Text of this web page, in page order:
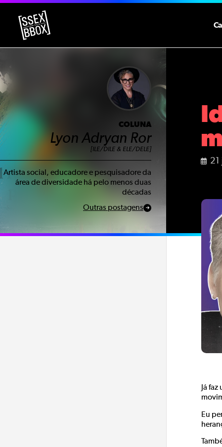
COLUNA
Lyon Adryan Ror
[ILE/DILE & ELE/DELE]
Artista social, educadore e pesquisadore da
área de diversidade há pelo menos duas
décadas
Outras postagens
21
Já
Eu